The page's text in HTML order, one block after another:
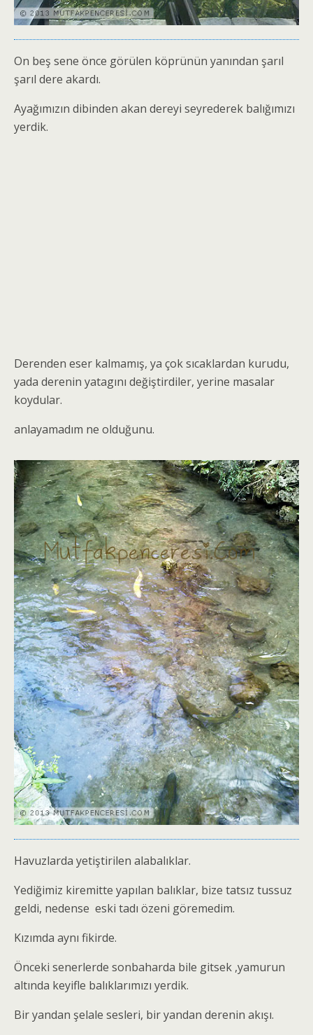
On beş sene önce görülen köprünün yanından şarıl
şarıl dere akardı.
Ayağımızın dibinden akan dereyi seyrederek balığımızı
yerdik.
Derenden eser kalmamış, ya çok sıcaklardan kurudu,
yada derenin yatagını değiştirdiler, yerine masalar
koydular.
anlayamadım ne olduğunu.
Havuzlarda yetiştirilen alabalıklar.
Yediğimiz kiremitte yapılan balıklar, bize tatsız tussuz
geldi, nedense eski tadı özeni göremedim.
Kızımda aynı fikirde.
Önceki senerlerde sonbaharda bile gitsek ,yamurun
altında keyifle balıklarımızı yerdik.
Bir yandan şelale sesleri, bir yandan derenin akışı.